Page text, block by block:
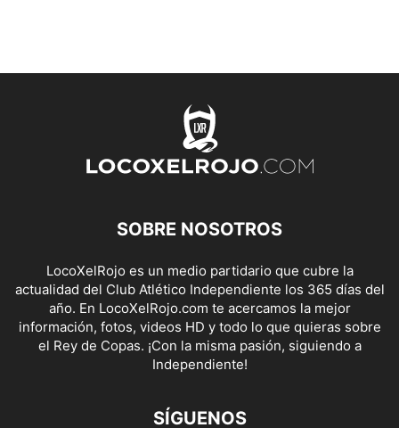
SOBRE NOSOTROS
LocoXelRojo es un medio partidario que cubre la
actualidad del Club Atlético Independiente los 365 días del
año. En LocoXelRojo.com te acercamos la mejor
información, fotos, videos HD y todo lo que quieras sobre
el Rey de Copas. ¡Con la misma pasión, siguiendo a
Independiente!
SÍGUENOS